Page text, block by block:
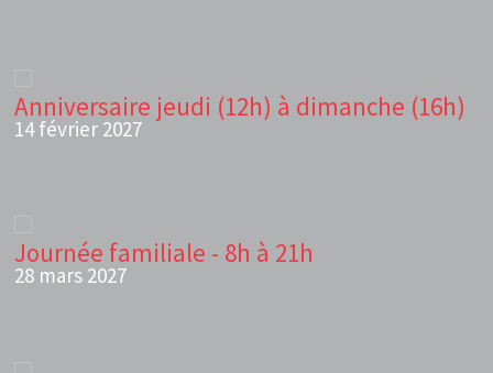
Anniversaire jeudi (12h) à dimanche (16h)
14 février 2027
Journée familiale - 8h à 21h
28 mars 2027